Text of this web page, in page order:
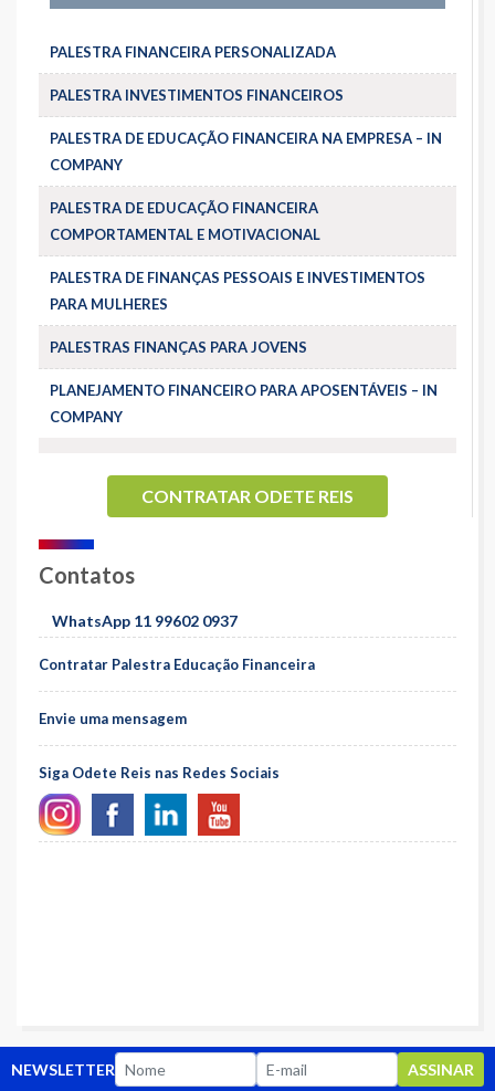
PALESTRA FINANCEIRA PERSONALIZADA
PALESTRA INVESTIMENTOS FINANCEIROS
PALESTRA DE EDUCAÇÃO FINANCEIRA NA EMPRESA – IN
COMPANY
PALESTRA DE EDUCAÇÃO FINANCEIRA
COMPORTAMENTAL E MOTIVACIONAL
PALESTRA DE FINANÇAS PESSOAIS E INVESTIMENTOS
PARA MULHERES
PALESTRAS FINANÇAS PARA JOVENS
PLANEJAMENTO FINANCEIRO PARA APOSENTÁVEIS – IN
COMPANY
CONTRATAR ODETE REIS
Contatos
WhatsApp 11 99602 0937
Contratar Palestra Educação Financeira
Envie uma mensagem
Siga Odete Reis nas Redes Sociais
NEWSLETTER